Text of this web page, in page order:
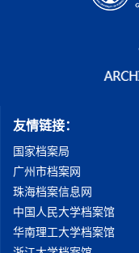
友情链接：
国家档案局
广州市档案网
珠海档案信息网
中国人民大学档案馆
华南理工大学档案馆